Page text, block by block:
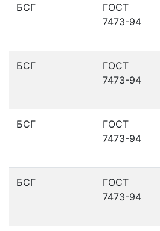
БСГ
ГОСТ
7473-94
БСГ
ГОСТ
7473-94
БСГ
ГОСТ
7473-94
БСГ
ГОСТ
7473-94